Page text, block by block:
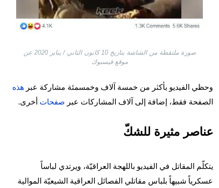
صورة ملتقطة من الشاشة بتاريخ 10 كانون الثاني / يناير 2020 عن
موقع فيسبوك
وحظي الفيديو بأكثر من خمسة آلاف وخمسمئة مشاركة عبر هذه
الصفحة فقط، إضافة إلى آلاف المشاركات عبر صفحات أخرى.
عناصر مثيرة للشكّ
يتكلّم المقاتل في الفيديو باللهجة العراقيّة، ويرتدي لباساً
عسكرياً شبيهاً بلباس مقاتلي الفصائل العراقية الشيعيّة الموالية